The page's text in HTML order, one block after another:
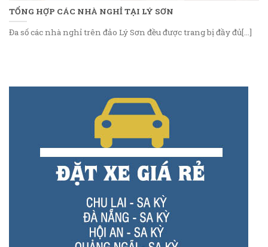
TỔNG HỢP CÁC NHÀ NGHỈ TẠI LÝ SƠN
Đa số các nhà nghỉ trên đảo Lý Sơn đều được trang bị đầy đủ[...]